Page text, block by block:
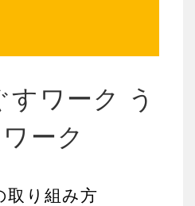
すワーク う
ーク
取り組み方